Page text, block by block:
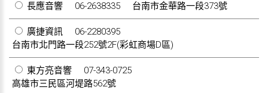
長應音響 06-2638335 台南市金華路一段373號
廣捷資訊
06-2280395
台南市北門路一段252號2F(彩虹商場D區)
東方亮音響
07-343-0725
高雄市三民區河堤路562號